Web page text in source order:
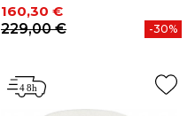
Prix
160,30 €
Prix de base
229,00 €
-30%